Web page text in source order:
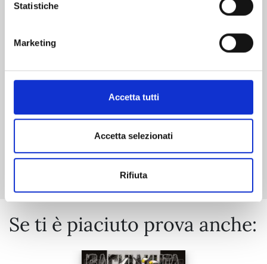
Statistiche
Marketing
Accetta tutti
Accetta selezionati
Rifiuta
€ 6,50
Mostra tutto
Se ti è piaciuto prova anche: